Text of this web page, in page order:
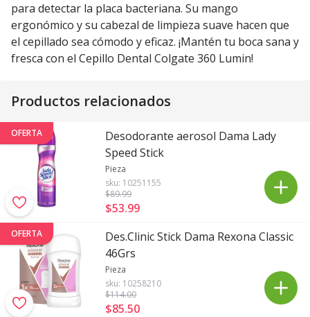
para detectar la placa bacteriana. Su mango
ergonómico y su cabezal de limpieza suave hacen que
el cepillado sea cómodo y eficaz. ¡Mantén tu boca sana y
fresca con el Cepillo Dental Colgate 360 Lumin!
Productos relacionados
OFERTA
Desodorante aerosol Dama Lady
Speed Stick
Pieza
sku: 10251155
$89.99
$53.99
OFERTA
Des.Clinic Stick Dama Rexona Classic
46Grs
Pieza
sku: 10258210
$114.00
$85.50